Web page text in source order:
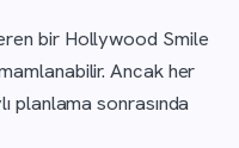
bir Hollywood Smile
Ancak her
planlama sonrasında